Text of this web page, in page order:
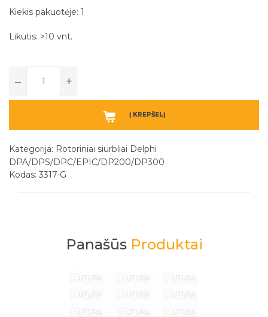
Kiekis pakuotėje: 1
Likutis: >10 vnt.
– +
Į KREPŠELĮ
Kategorija: Rotoriniai siurbliai Delphi
DPA/DPS/DPC/EPIC/DP200/DP300
Kodas: 3317-G
Panašūs Produktai